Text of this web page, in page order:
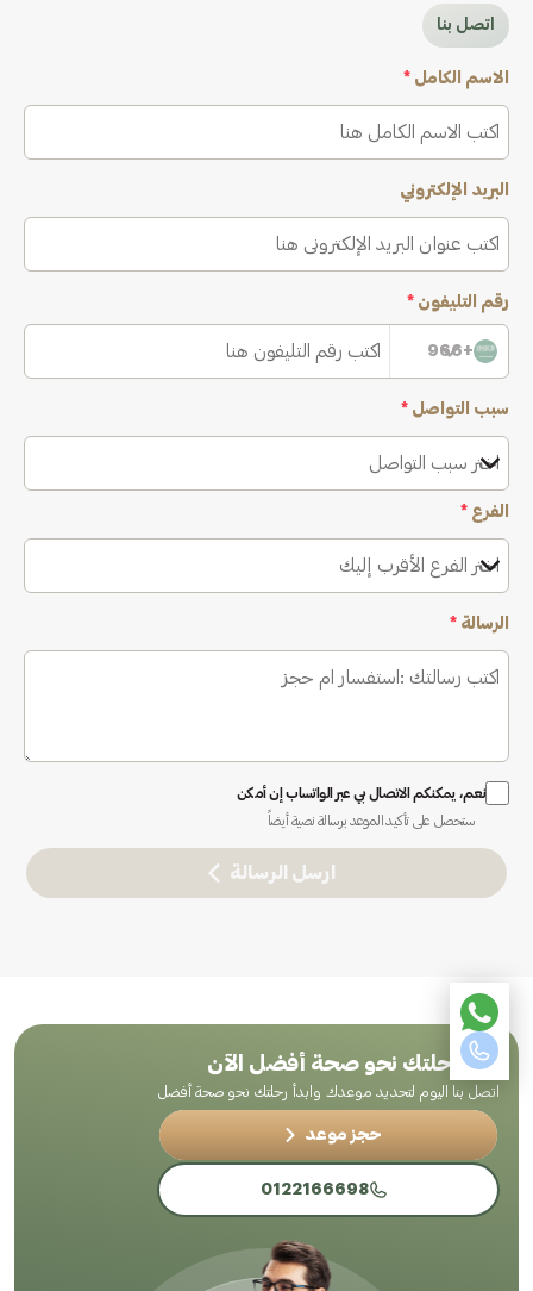
اتصل بنا
الاسم الكامل *
البريد الإلكتروني
رقم التليفون *
+966
سبب التواصل *
اختر سبب التواصل
الفرع *
اختر الفرع الأقرب إليك
الرسالة *
نعم، يمكنكم الاتصال بي عبر الواتساب إن أمكن
ستحصل على تأكيد الموعد برسالة نصية أيضاً
ارسل الرسالة
ابدأ رحلتك نحو صحة أفضل الآن
اتصل بنا اليوم لتحديد موعدك وابدأ رحلتك نحو صحة أفضل
حجز موعد
0122166698